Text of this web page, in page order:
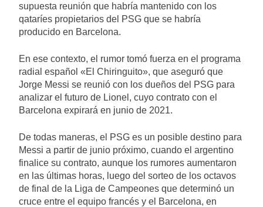
supuesta reunión que habría mantenido con los
qataríes propietarios del PSG que se habría
producido en Barcelona.
En ese contexto, el rumor tomó fuerza en el programa
radial español «El Chiringuito», que aseguró que
Jorge Messi se reunió con los dueños del PSG para
analizar el futuro de Lionel, cuyo contrato con el
Barcelona expirará en junio de 2021.
De todas maneras, el PSG es un posible destino para
Messi a partir de junio próximo, cuando el argentino
finalice su contrato, aunque los rumores aumentaron
en las últimas horas, luego del sorteo de los octavos
de final de la Liga de Campeones que determinó un
cruce entre el equipo francés y el Barcelona, en